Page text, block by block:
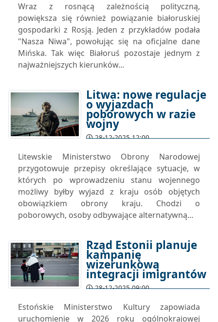
Wraz z rosnącą zależnością polityczną,
powiększa się również powiązanie białoruskiej
gospodarki z Rosją. Jeden z przykładów podała
"Nasza Niwa", powołując się na oficjalne dane
Mińska. Tak więc Białoruś pozostaje jednym z
najważniejszych kierunków...
Litwa: nowe regulacje
o wyjazdach
poborowych w razie
wojny
28-12-2025 12:00
Litewskie Ministerstwo Obrony Narodowej
przygotowuje przepisy określające sytuacje, w
których po wprowadzeniu stanu wojennego
możliwy byłby wyjazd z kraju osób objętych
obowiązkiem obrony kraju. Chodzi o
poborowych, osoby odbywające alternatywną...
Rząd Estonii planuje
kampanię
wizerunkową
integracji imigrantów
28-12-2025 09:00
Estońskie Ministerstwo Kultury zapowiada
uruchomienie w 2026 roku ogólnokrajowej